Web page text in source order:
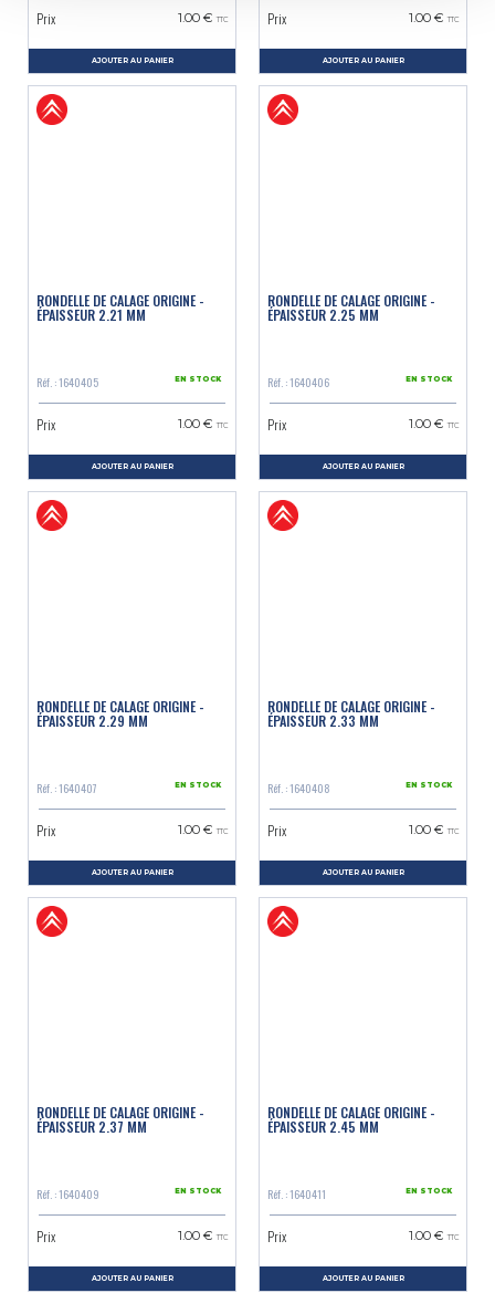
Prix 1.00 €TTC
AJOUTER AU PANIER
Prix 1.00 € TTC
AJOUTER AU PANIER
RONDELLE DE CALAGE ORIGINE -
ÉPAISSEUR 2.21 MM
Réf. : 1640405 EN STOCK
Prix 1.00 € TTC
AJOUTER AU PANIER
RONDELLE DE CALAGE ORIGINE -
ÉPAISSEUR 2.25 MM
Réf. : 1640406 EN STOCK
Prix 1.00 € TTC
AJOUTER AU PANIER
RONDELLE DE CALAGE ORIGINE -
ÉPAISSEUR 2.29 MM
Réf. : 1640407 EN STOCK
Prix 1.00 € TTC
AJOUTER AU PANIER
RONDELLE DE CALAGE ORIGINE -
ÉPAISSEUR 2.33 MM
Réf. : 1640408 EN STOCK
Prix 1.00 € TTC
AJOUTER AU PANIER
RONDELLE DE CALAGE ORIGINE -
ÉPAISSEUR 2.37 MM
Réf. : 1640409 EN STOCK
Prix 1.00 € TTC
AJOUTER AU PANIER
RONDELLE DE CALAGE ORIGINE -
ÉPAISSEUR 2.45 MM
Réf. : 1640411 EN STOCK
Prix 1.00 € TTC
AJOUTER AU PANIER